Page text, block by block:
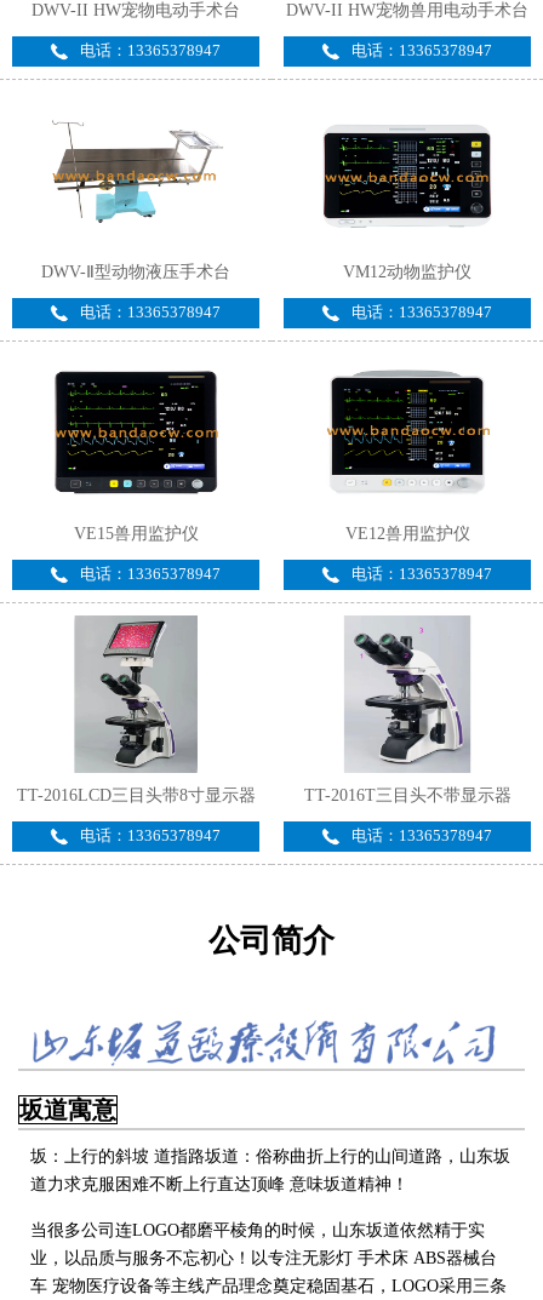
DWV-II HW宠物电动手术台
电话：13365378947
DWV-II HW宠物兽用电动手术台
电话：13365378947
DWV-Ⅱ型动物液压手术台
电话：13365378947
VM12动物监护仪
电话：13365378947
VE15兽用监护仪
电话：13365378947
VE12兽用监护仪
电话：13365378947
TT-2016LCD三目头带8寸显示器
电话：13365378947
TT-2016T三目头不带显示器
电话：13365378947
公司简介
坂道寓意
坂：上行的斜坡 道指路坂道：俗称曲折上行的山间道路，山东坂
道力求克服困难不断上行直达顶峰 意味坂道精神！
当很多公司连LOGO都磨平棱角的时候，山东坂道依然精于实
业，以品质与服务不忘初心！以专注无影灯 手术床 ABS器械台
车 宠物医疗设备等主线产品理念奠定稳固基石，LOGO采用三条